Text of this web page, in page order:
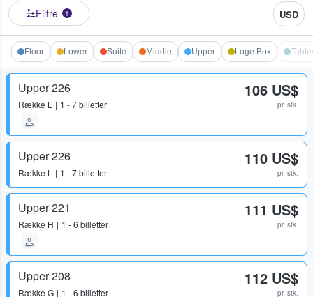
Filtre 1 USD
Floor Lower Suite Middle Upper Loge Box
Upper 226
Række L 1 - 7 billetter
106 US$
pr. stk.
Upper 226
Række L 1 - 7 billetter
110 US$
pr. stk.
Upper 221
Række H 1 - 6 billetter
111 US$
pr. stk.
Upper 208
Række G 1 - 6 billetter
112 US$
pr. stk.